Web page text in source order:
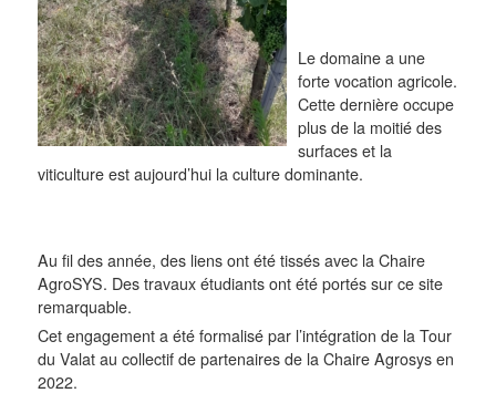
Le domaine a une
forte vocation agricole.
Cette dernière occupe
plus de la moitié des
surfaces et la
viticulture est aujourd’hui la culture dominante.
Au fil des année, des liens ont été tissés avec la Chaire
AgroSYS. Des travaux étudiants ont été portés sur ce site
remarquable.
Cet engagement a été formalisé par l’intégration de la Tour
du Valat au collectif de partenaires de la Chaire Agrosys en
2022.